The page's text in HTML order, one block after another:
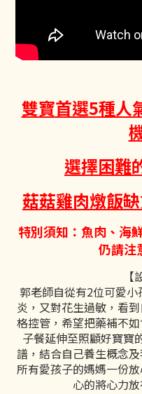
雙寶首選5種人
選擇困難
菇菇雞肉燉飯
特別須知：魚肉、海
仍請注
【
郭老師自從有2位可愛
炎，又對花生過敏，看
格控管，希望把藥補不
子餐延伸至照顧好寶寶
譜，結合自己養生概念
所有愛孩子的媽媽一份
心的將心力